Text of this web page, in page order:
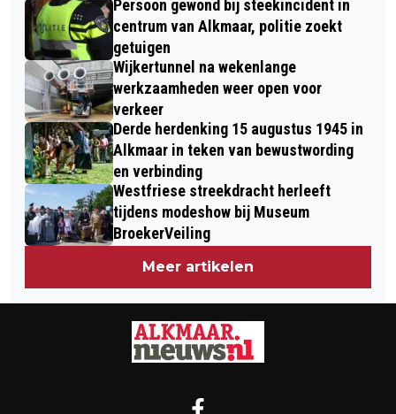
Persoon gewond bij steekincident in
centrum van Alkmaar, politie zoekt
getuigen
Wijkertunnel na wekenlange
werkzaamheden weer open voor
verkeer
Derde herdenking 15 augustus 1945 in
Alkmaar in teken van bewustwording
en verbinding
Westfriese streekdracht herleeft
tijdens modeshow bij Museum
BroekerVeiling
Meer artikelen